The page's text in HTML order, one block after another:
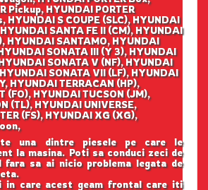
Pickup, HYUNDAI PORTER
S COUPE (SLC), HYUNDAI
SANTA FE II (CM), HYUNDAI
HYUNDAI SANTAMO, HYUNDAI
SONATA III (Y 3), HYUNDAI
SONATA V (NF), HYUNDAI
SONATA VII (LF), HYUNDAI
HYUNDAI TERRACAN (HP),
(FO), HYUNDAI TUCSON (JM),
(TL), HYUNDAI UNIVERSE,
(FS), HYUNDAI XG (XG),
una dintre piesele pe care le
la masina. Poti sa conduci zeci de
fara sa ai nicio problema legata de
in care acest geam frontal care iti